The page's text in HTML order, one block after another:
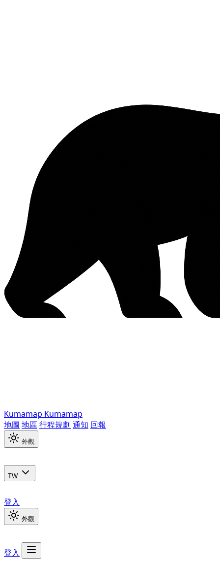
Kumamap Kumamap
地圖 地區 行程規劃 通知 回報
外觀
TW
登入
外觀
登入